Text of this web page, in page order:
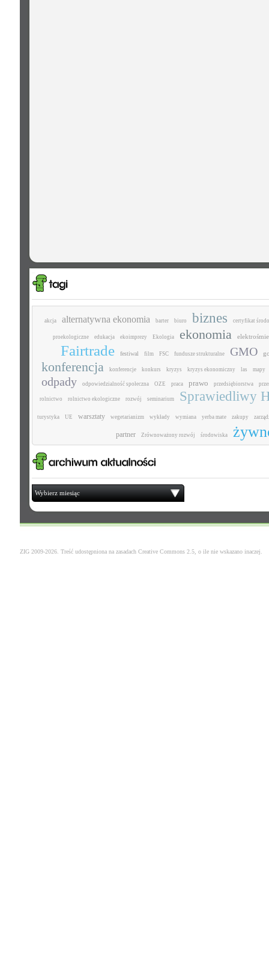
akcja alternatywna ekonomia barter biuro biznes certyfikat
proekologiczne edukacja ekoimprezy Ekologia ekonomia
Fairtrade festiwal film FSC fundusze strukturalne GMO
konferencja konferencje konkurs kryzys kryzys ekonomiczny las mapy
odpady odpowiedzialność społeczna OZE praca prawo przedsiębiorstwa
rolnictwo rolnictwo ekologiczne rozwój seminarium Sprawiedliwy
turystyka UE warsztaty wegetarianizm wykłady wymiana yerba mate zakupy
partner Zrównoważony rozwój środowiska
Wybierz miesiąc
ZIG 2009-2026. Treść udostępniona na zasadach Creative Commons 2.5 , o ile nie wskazano inaczej.